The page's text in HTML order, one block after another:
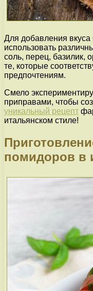
Для добавления
использовать
соль, перец, базилик,
те, которые
предпочтениям.
Смело
приправами, чтобы
уникальный рецепт
итальянском стиле!
помидоров в